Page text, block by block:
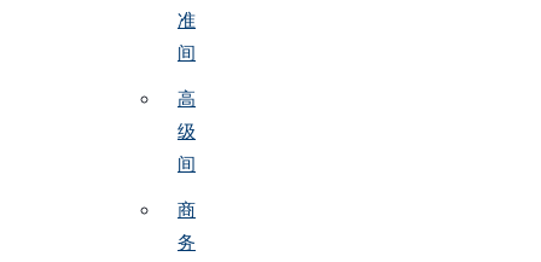
准
间
高
级
间
商
务